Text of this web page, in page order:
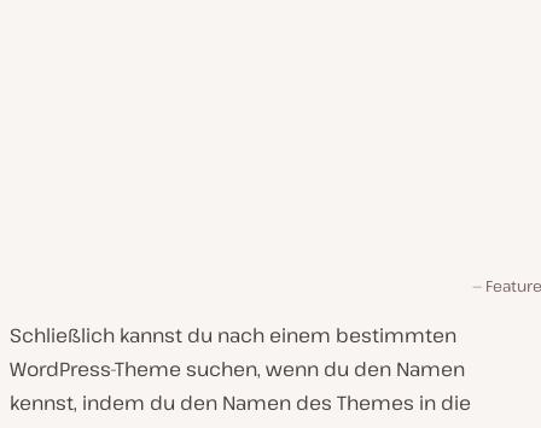
Schließlich kannst du nach einem bestimmten
WordPress-Theme suchen, wenn du den Namen
kennst, indem du den Namen des Themes in die